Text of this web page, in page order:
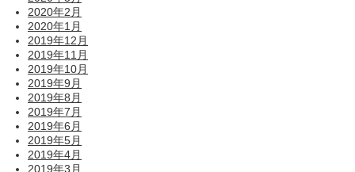
2020年2月
2020年1月
2019年12月
2019年11月
2019年10月
2019年9月
2019年8月
2019年7月
2019年6月
2019年5月
2019年4月
2019年3月